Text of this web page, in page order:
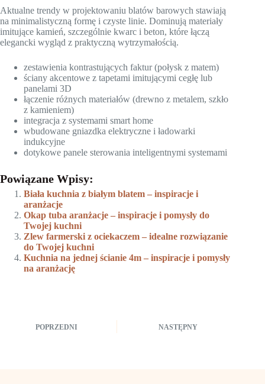
Aktualne trendy w projektowaniu blatów barowych stawiają
na minimalistyczną formę i czyste linie. Dominują materiały
imitujące kamień, szczególnie kwarc i beton, które łączą
elegancki wygląd z praktyczną wytrzymałością.
zestawienia kontrastujących faktur (połysk z matem)
ściany akcentowe z tapetami imitującymi cegłę lub
panelami 3D
łączenie różnych materiałów (drewno z metalem, szkło
z kamieniem)
integracja z systemami smart home
wbudowane gniazdka elektryczne i ładowarki
indukcyjne
dotykowe panele sterowania inteligentnymi systemami
Powiązane Wpisy:
Biała kuchnia z białym blatem – inspiracje i
aranżacje
Okap tuba aranżacje – inspiracje i pomysły do
Twojej kuchni
Zlew farmerski z ociekaczem – idealne rozwiązanie
do Twojej kuchni
Kuchnia na jednej ścianie 4m – inspiracje i pomysły
na aranżację
POPRZEDNI NASTĘPNY